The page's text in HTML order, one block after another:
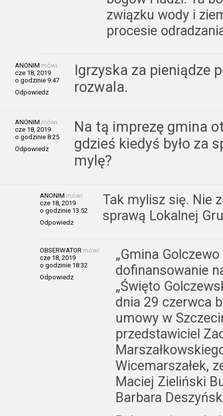
związku wody i
procesie
ANONIM mówi:
cze 18, 2019
o godzinie 9:47
Odpowiedz
Igrzyska za pieniądze
rozwala.
ANONIM mówi:
cze 18, 2019
o godzinie 8:25
Odpowiedz
Na tą imprezę gmina
gdzieś kiedyś było za
mylę?
ANONIM mówi:
cze 18, 2019
o godzinie 13:52
Odpowiedz
Tak mylisz się. Nie
sprawą Lokalnej
OBSERWATOR mówi:
cze 18, 2019
o godzinie 18:32
Odpowiedz
„Gmina
dofinansowanie
„Święto
dnia 29 czerwca
umowy w
przedstawiciel
Wicemarszałek,
Maciej Zieliński
Barbara